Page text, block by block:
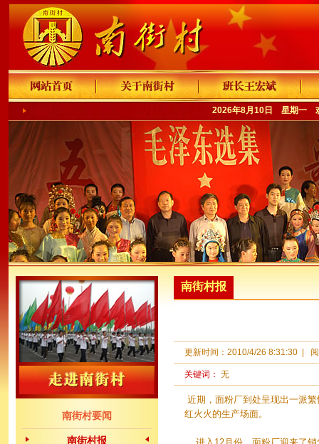
2026年8月10日 星期一
南街村要闻
南街村报
南街村报
更新时间： 2010/4/26 8:31:30
关键词： 无
近期，面粉厂到处呈现出一派
红火火的生产场面。